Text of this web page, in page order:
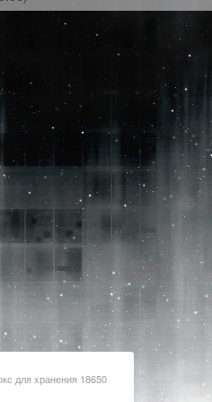
для хранения 18650